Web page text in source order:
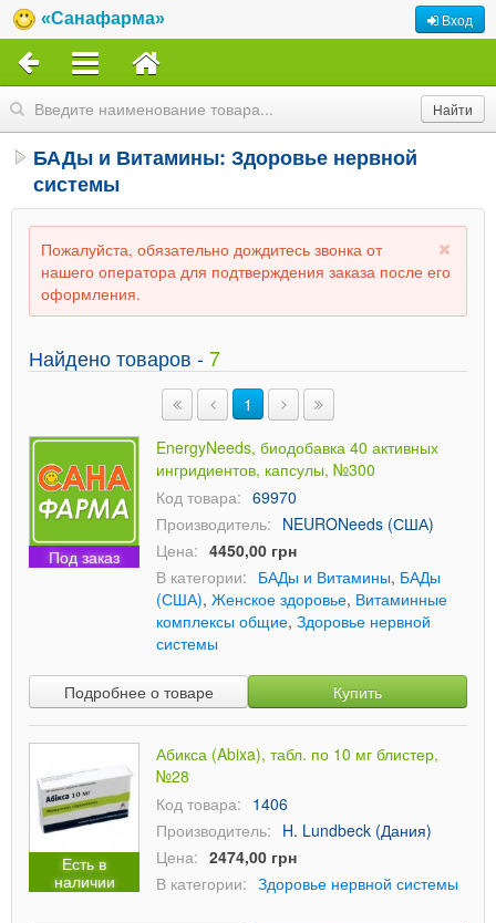
«Санафарма» Вход
БАДы и Витамины: Здоровье нервной
системы
Пожалуйста, обязательно дождитесь звонка от
нашего оператора для подтверждения заказа после его
оформления.
Найдено товаров -7
1
Под заказ
EnergyNeeds, биодобавка 40 активных
ингридиентов, капсулы, №300
Код товара: 69970
Производитель: NEURONeeds (США)
Цена: 4450,00 грн
В категории: БАДы и Витамины, БАДы
(США), Женское здоровье, Витаминные
комплексы общие, Здоровье нервной
системы
Подробнее о товаре Купить
Есть в
наличии
Абикса (Abixa), табл. по 10 мг блистер,
№28
Код товара: 1406
Производитель: H. Lundbeck (Дания)
Цена: 2474,00 грн
В категории: Здоровье нервной системы